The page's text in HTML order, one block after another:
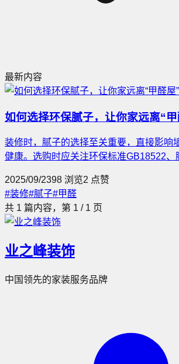
最新内容
如何选择环保腻子，让你家远离“甲
装修时，腻子的选择至关重要，直接影响
健康。选购时应关注环保标准GB18522、
使用劣质腻子，如821腻子或滑石粉加胶
险，确保健康安全。
2025/09/2398 浏览2 点赞
#装修#腻子#甲醛
共 1 篇内容，第 1 / 1 页
业之峰装饰
中国领先的家装服务品牌